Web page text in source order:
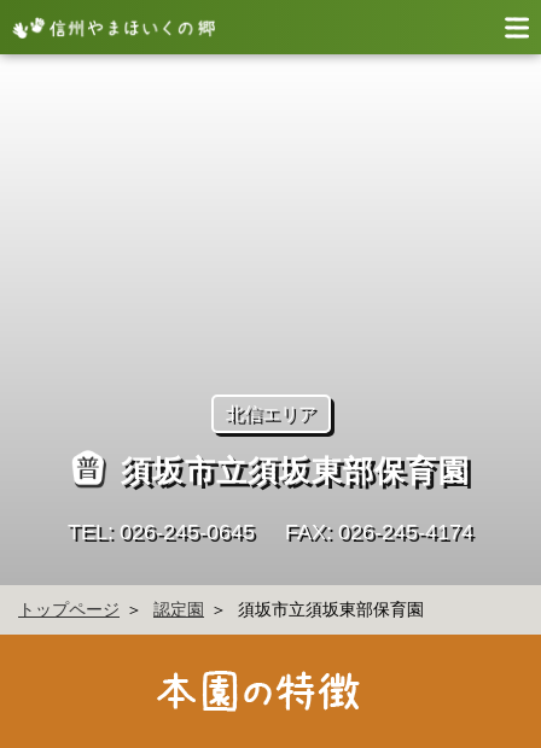
北信エリア
須坂市立須坂東部保育園
TEL: 026‐245‐0645 FAX: 026‐245‐4174
トップページ 認定園 須坂市立須坂東部保育園